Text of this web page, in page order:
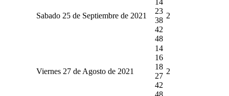
Sabado 25 de Septiembre de 2021
23
38
42
48
2
Viernes 27 de Agosto de 2021
14
16
18
27
42
48
2